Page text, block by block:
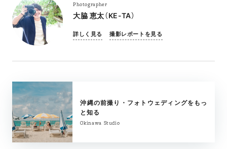
Photographer
大脇 恵太（KE-TA）
詳しく見る 撮影レポートを見る
沖縄の前撮り・フォトウェディングをもっ
と知る
Okinawa Studio